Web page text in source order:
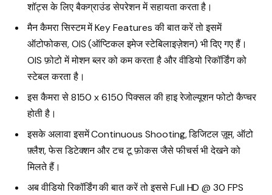
शॉट्स के लिए बैकग्राउंड सेपरेशन में सहायता करता है।
मैन कैमरा सिस्टम में Key Features की बात करें तो इसमें
ऑटोफोकस, OIS (ऑप्टिकल इमेज स्टेबिलाइज़ेशन) भी दिए गए हैं।
OIS फ़ोटो में मोशन ब्लर को कम करता है और वीडियो रिकॉर्डिंग को
स्टेबल करता है।
इस कैमरा से 8150 x 6150 पिक्सल की हाइ रेजोल्यूशन फोटो कैप्चर
होती है।
इसके अलावा इसमें Continuous Shooting, डिजिटल ज़ूम, ऑटो
फ़्लैश, फेस डिटेक्शन और टच टू फ़ोकस जैसे फीचर्स भी देखने को
मिलते हैं।
अब वीडियो रिकॉर्डिंग की बात करें तो इससे Full HD @ 30 FPS